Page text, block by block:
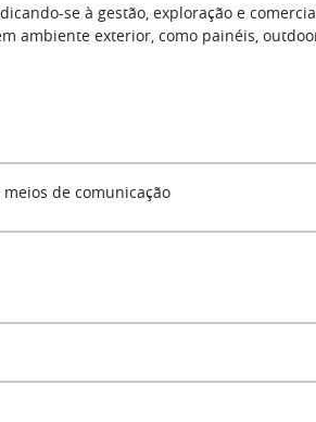
se à gestão, exploração e
ambiente exterior, como painéis,
de comunicação